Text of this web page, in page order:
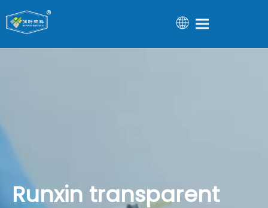
Runxin transparent